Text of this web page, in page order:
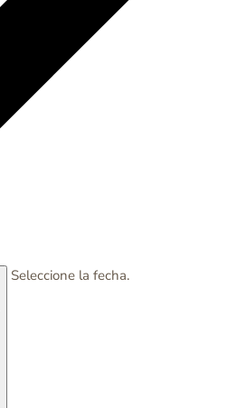
Seleccione la fecha.